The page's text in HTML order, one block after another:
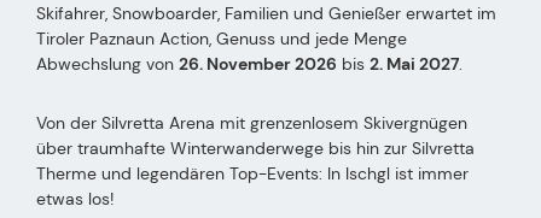
Skifahrer, Snowboarder, Familien und Genießer erwartet im
Tiroler Paznaun Action, Genuss und jede Menge
Abwechslung von 26. November 2026 bis 2. Mai 2027
Von der Silvretta Arena mit grenzenlosem Skivergnügen
über traumhafte Winterwanderwege bis hin zur Silvretta
Therme und legendären Top-Events: In Ischgl ist immer
etwas los!